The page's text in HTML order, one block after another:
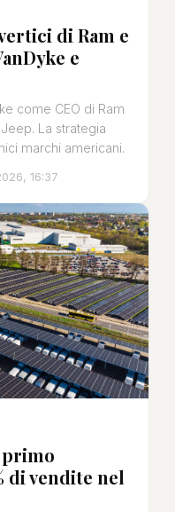
di Ram e
e
come CEO di Ram
La strategia
marchi americani.
16:37
di vendite nel